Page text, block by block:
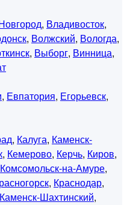
, Владивосток,
, Волжский, Вологда,
, Выборг, Винница,
, Евпатория, Егорьевск,
, Калуга, Каменск-
, Кемерово, Керчь, Киров,
Комсомольск-на-Амуре,
, Краснодар,
Каменск-Шахтинский,